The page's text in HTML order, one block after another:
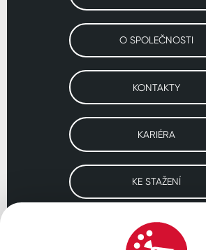
O SPOLEČNOSTI
KONTAKTY
KARIÉRA
KE STAŽENÍ
Navštivte naše pobočky